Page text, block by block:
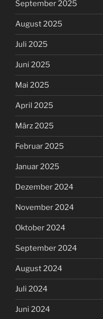
September 2025
August 2025
Juli 2025
Juni 2025
Mai 2025
April 2025
März 2025
Februar 2025
Januar 2025
Dezember 2024
November 2024
Oktober 2024
September 2024
August 2024
Juli 2024
Juni 2024